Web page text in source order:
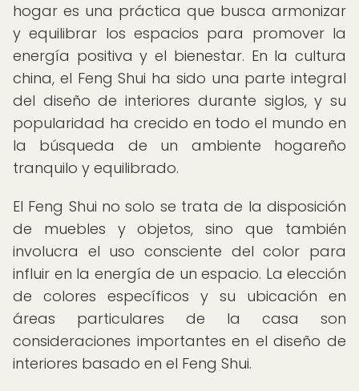
hogar es una práctica que busca armonizar
y equilibrar los espacios para promover la
energía positiva y el bienestar. En la cultura
china, el Feng Shui ha sido una parte integral
del diseño de interiores durante siglos, y su
popularidad ha crecido en todo el mundo en
la búsqueda de un ambiente hogareño
tranquilo y equilibrado.
El Feng Shui no solo se trata de la disposición
de muebles y objetos, sino que también
involucra el uso consciente del color para
influir en la energía de un espacio. La elección
de colores específicos y su ubicación en
áreas particulares de la casa son
consideraciones importantes en el diseño de
interiores basado en el Feng Shui.